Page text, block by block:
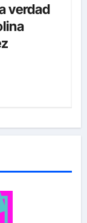
de
13 años
fiesta